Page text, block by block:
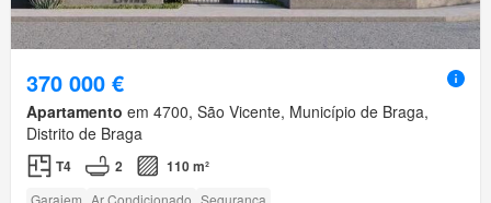
370 000 €
Apartamento em 4700, São Vicente, Município de Braga,
Distrito de Braga
T4 2 110 m²